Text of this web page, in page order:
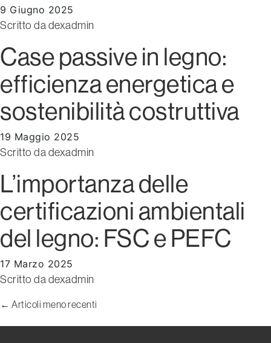
9 Giugno 2025
Scritto dadexadmin
Case passive in legno:
efficienza energetica e
sostenibilità costruttiva
19 Maggio 2025
Scritto dadexadmin
L’importanza delle
certificazioni ambientali
del legno: FSC e PEFC
17 Marzo 2025
Scritto dadexadmin
← Articoli meno recenti